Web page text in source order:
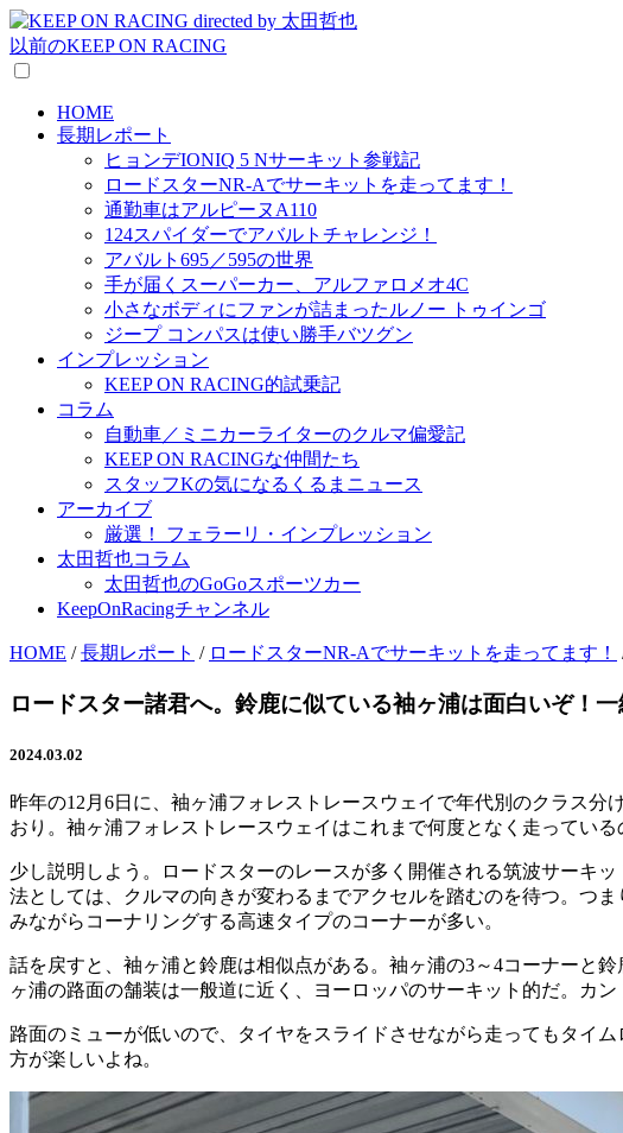
以前のKEEP ON RACING
HOME
長期レポート
ヒョンデIONIQ 5 Nサーキット参戦記
ロードスターNR-Aでサーキットを走ってます！
通勤車はアルピーヌA110
124スパイダーでアバルトチャレンジ！
アバルト695／595の世界
手が届くスーパーカー、アルファロメオ4C
小さなボディにファンが詰まったルノー トゥインゴ
ジープ コンパスは使い勝手バツグン
インプレッション
KEEP ON RACING的試乗記
コラム
自動車／ミニカーライターのクルマ偏愛記
KEEP ON RACINGな仲間たち
スタッフKの気になるくるまニュース
アーカイブ
厳選！ フェラーリ・インプレッション
太田哲也コラム
太田哲也のGoGoスポーツカー
KeepOnRacingチャンネル
HOME /長期レポート / ロードスターNR-Aでサーキットを走ってます！
ロードスター諸君へ。鈴鹿に似ている袖ヶ浦は面白いぞ！一
2024.03.02
昨年の12月6日に、袖ヶ浦フォレストレースウェイで年代別のクラス分
おり。袖ヶ浦フォレストレースウェイはこれまで何度となく走っている
少し説明しよう。ロードスターのレースが多く開催される筑波サーキ
法としては、クルマの向きが変わるまでアクセルを踏むのを待つ。つ
みながらコーナリングする高速タイプのコーナーが多い。
話を戻すと、袖ヶ浦と鈴鹿は相似点がある。袖ヶ浦の3～4コーナーと
ヶ浦の路面の舗装は一般道に近く、ヨーロッパのサーキット的だ。カン
路面のミューが低いので、タイヤをスライドさせながら走ってもタイ
方が楽しいよね。